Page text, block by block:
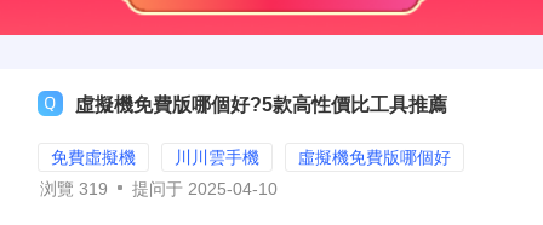
虛擬機免費版哪個好?5款高性價比工具推薦
免費虛擬機 川川雲手機
虛擬機免費版哪個好
浏覽319 提问于 2025-04-10